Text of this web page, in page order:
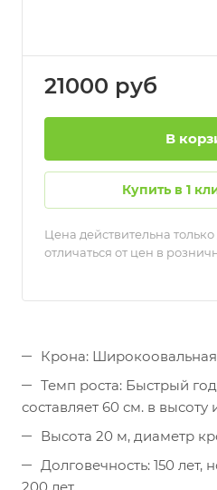
21000 руб
В
Купить в 1
Цена действительна
отличаться от цен в
Крона:
Темп роста: Быстрый
составляет 60 см. в
Высота 20 м, диаметр
Долговечность: 150 лет,